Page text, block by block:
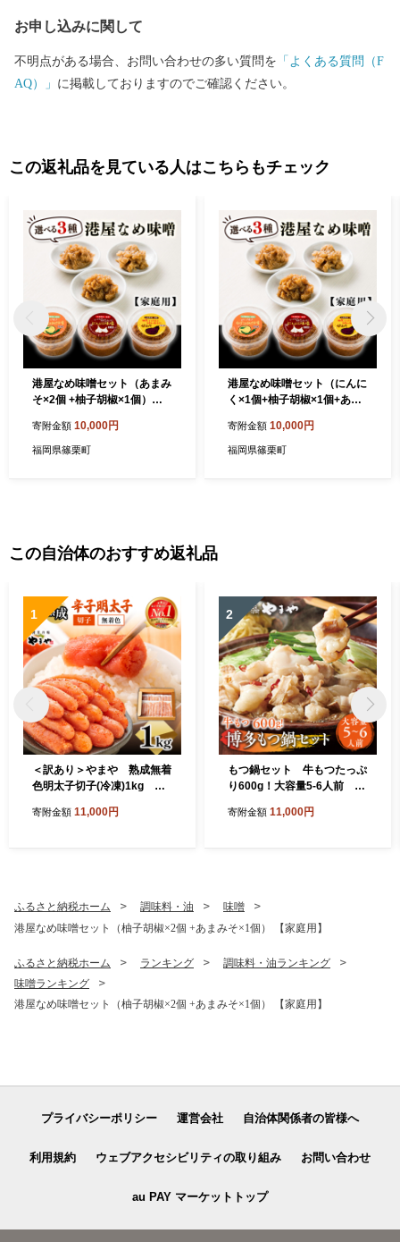
お申し込みに関して
不明点がある場合、お問い合わせの多い質問を 「よくある質問（F
AQ）」 に掲載しておりますのでご確認ください。
この返礼品を見ている人はこちらもチェック
港屋なめ味噌セット（あまみ
そ×2個 +柚子胡椒×1個）
寄附金額 10,000円
福岡県篠栗町
港屋なめ味噌セット（にんに
く×1個+柚子胡椒×1個+あま
寄附金額 10,000円
福岡県篠栗町
この自治体のおすすめ返礼品
1
＜訳あり＞やまや 熟成無着
色明太子切子(冷凍)1kg 篠
寄附金額 11,000円
2
もつ鍋セット 牛もつたっぷ
り600g！大容量5-6人前 博
つ 篠栗町本社 AZ039
寄附金額 11,000円
ふるさと納税ホーム 調味料・油
味噌
港屋なめ味噌セット（柚子胡椒×2個 +あまみそ×1個） 【家庭用】
ふるさと納税ホーム ランキング
調味料・油ランキング
味噌ランキング
港屋なめ味噌セット（柚子胡椒×2個 +あまみそ×1個） 【家庭用】
プライバシーポリシー 運営会社 自治体関係者の皆様へ
利用規約 ウェブアクセシビリティの取り組み お問い合わせ
au PAY マーケットトップ